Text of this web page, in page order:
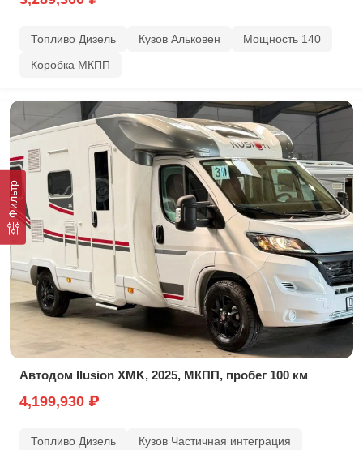
Фильтр
Топливо Дизель Кузов Альковен
Мощность 140
Коробка МКПП
Автодом Ilusion XMK, 2025, МКПП, пробег 100 км
4,199,930 ₽
Топливо Дизель
Кузов Частичная интеграция